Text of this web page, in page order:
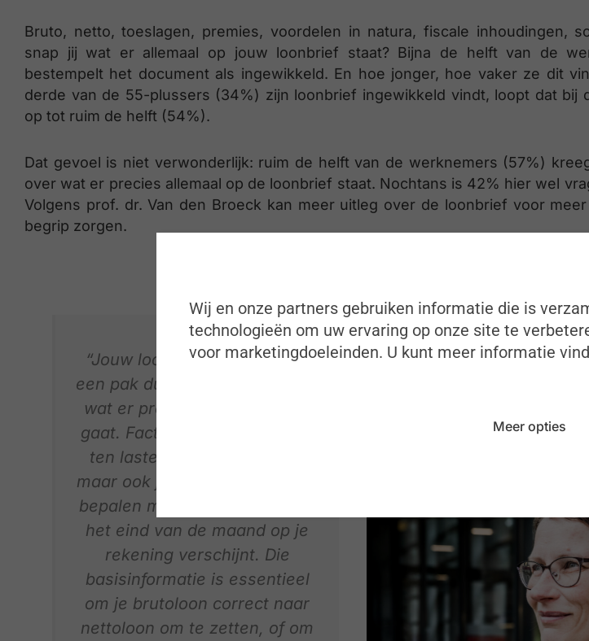
Bruto, netto, toeslagen, premies, voordelen in natura, fiscale inhoudingen,
snap jij wat er allemaal op jouw loonbrief staat? Bijna de helft van de
bestempelt het document als ingewikkeld. En hoe jonger, hoe vaker ze dit
derde van de 55-plussers (34%) zijn loonbrief ingewikkeld vindt, loopt dat bij
op tot ruim de helft (54%).
Dat gevoel is niet verwonderlijk: ruim de helft van de werknemers (57%)
over wat er precies allemaal op de loonbrief staat. Nochtans is 42% hier wel
Volgens prof. dr. Van den Broeck kan meer uitleg over de loonbrief voor
begrip zorgen.
“Jouw loonberekening wordt
een pak duidelijker als je snapt
wat er precies in plus en min
gaat. Factoren zoals kinderen
ten laste, je paritair comité,
maar ook je statuut en functie,
bepalen mee welk bedrag aan
het eind van de maand op je
rekening verschijnt. Die
basisinformatie is essentieel
om je brutoloon correct naar
nettoloon om te zetten, of om
Wij en onze partners gebruiken informatie die is
technologieën om uw ervaring op onze site te
voor marketingdoeleinden. U kunt meer informatie
Meer opties